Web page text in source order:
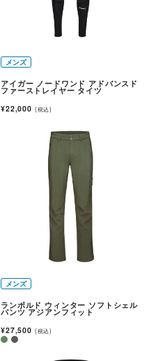
メンズ
アイガー ノードワンド アドバンスド
ファーストレイヤー タイツ
¥22,000 (税込)
メンズ
ランボルド ウィンター ソフトシェル
パンツ アジアンフィット
¥27,500 (税込)